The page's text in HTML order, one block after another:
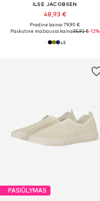
ILSE JACOBSEN
48,93 €
Pradinė kaina: 79,90 €
Paskutinė mažiausia kaina:55,92 €-12%
+3
PASIŪLYMAS